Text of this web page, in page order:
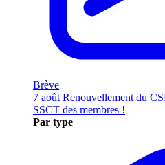
Brève
7 août Renouvellement du
SSCT des membres !
Par type